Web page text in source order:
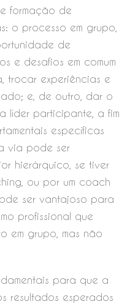
formação de
o processo em grupo,
de
e desafios em comum
trocar experiências e
e, de outro, dar o
líder participante, a fim
específicas
via pode ser
hierárquico, se tiver
ou por um coach
ser vantajoso para
profissional que
em grupo, mas não
para que a
resultados esperados